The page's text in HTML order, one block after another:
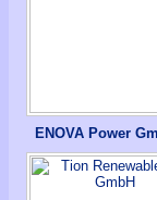
ENOVA Power